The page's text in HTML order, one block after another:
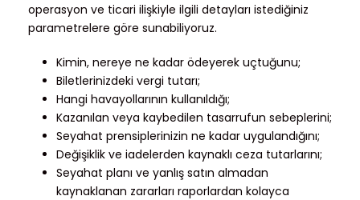
operasyon ve ticari ilişkiyle ilgili detayları istediğiniz
parametrelere göre sunabiliyoruz.
Kimin, nereye ne kadar ödeyerek uçtuğunu;
Biletlerinizdeki vergi tutarı;
Hangi havayollarının kullanıldığı;
Kazanılan veya kaybedilen tasarrufun sebeplerini;
Seyahat prensiplerinizin ne kadar uygulandığını;
Değişiklik ve iadelerden kaynaklı ceza tutarlarını;
Seyahat planı ve yanlış satın almadan
kaynaklanan zararları raporlardan kolayca